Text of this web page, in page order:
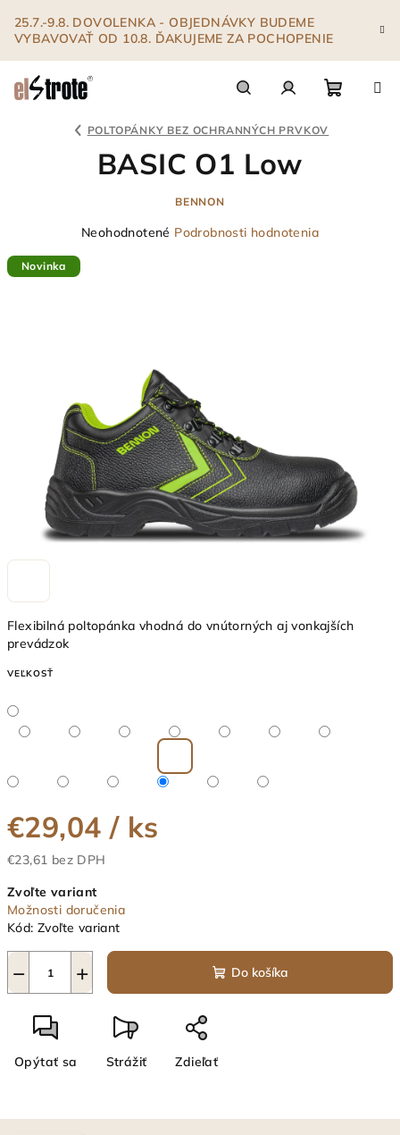
obsah
25.7.-9.8. DOVOLENKA - OBJEDNÁVKY BUDEME
VYBAVOVAŤ OD 10.8. ĎAKUJEME ZA POCHOPENIE
POLTOPÁNKY BEZ OCHRANNÝCH PRVKOV
Flexibilná poltopánka vhodná do vnútorných aj vonkajších
prevádzok
VEĽKOSŤ
€29,04 / ks
€23,61 bez DPH
cena:
Zvoľte variant
Možnosti doručenia
Kód: Zvoľte variant
+
− Do košíka
Opýtať sa Strážiť Zdieľať
BASIC O1 Low
BENNON
Priemerné
produktu
Neohodnotené Podrobnosti hodnotenia
Novinka